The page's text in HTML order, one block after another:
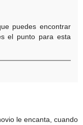
puedes encontrar
el punto para esta
le encanta, cuando